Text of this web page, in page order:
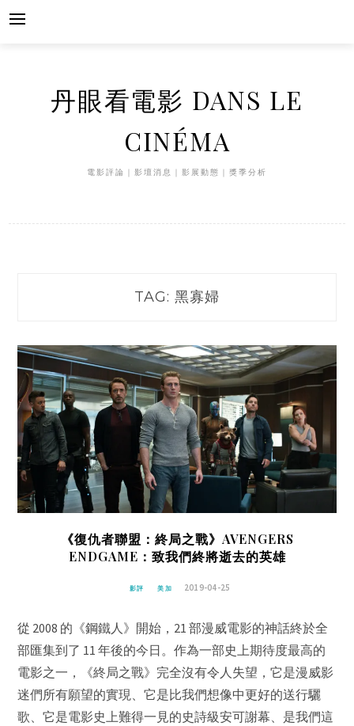
Skip
丹眼看電影 DANS LE
CINÉMA
電影評論｜影壇消息｜影展動態｜獎季分析
TAG: 黑寡婦
《復仇者聯盟：終局之戰》AVENGERS
ENDGAME：致我們終將逝去的英雄
影評 美加 2019-04-25
從 2008 的《鋼鐵人》開始，21 部漫威電影的神話終於全
部匯集到了 11 年後的今日。作為一部史上期待度最高的
電影之一，《終局之戰》完全沒有令人失望，它是漫威影
迷們所有願望的實現、它是比我們想像中更好的送行驪
歌、它是電影史上難得一見的史詩級安可謝幕、是我們這